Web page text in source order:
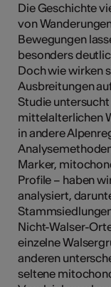
Die Geschichte
von
Bewegungen
besonders
Doch wie wirken
Ausbreitungen
Studie
mittelalterlichen
in andere
Marker,
Profile – haben
analysiert,
Nicht-Walser-
einzelne
anderen
seltene